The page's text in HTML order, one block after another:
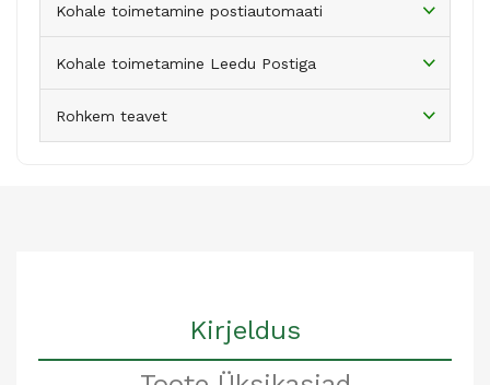
Kohale toimetamine postiautomaati
Kohale toimetamine Leedu Postiga
Rohkem teavet
Kirjeldus